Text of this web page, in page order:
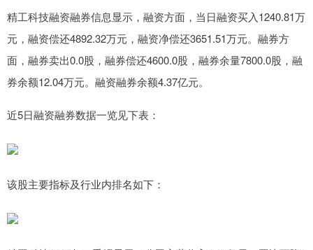
精工科技融资融券信息显示，融资方面，当日融资买入1240.81万
元，融资偿还4892.32万元，融资净偿还3651.51万元。融券方
面，融券卖出0.0股，融券偿还4600.0股，融券余量7800.0股，融
券余额12.04万元。融资融券余额4.37亿元。
近5日融资融券数据一览见下表：
该股主要指标及行业内排名如下：